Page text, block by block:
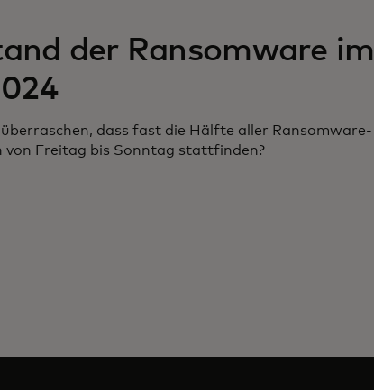
der Ransomware im
dass fast die Hälfte aller Ransomware-
von Freitag bis Sonntag stattfinden?